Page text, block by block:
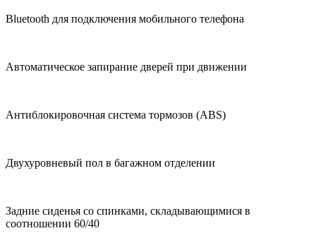
Bluetooth для подключения мобильного телефона
Автоматическое запирание дверей при движении
Антиблокировочная система тормозов (ABS)
Двухуровневый пол в багажном отделении
Задние сиденья со спинками, складывающимися в
соотношении 60/40